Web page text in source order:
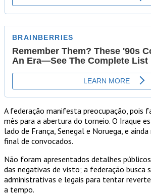
A federação manifesta preocupação, pois
mês para a abertura do torneio. O Iraque
lado de França, Senegal e Noruega, e
final de convocados.
Não foram apresentados detalhes
das negativas de visto; a federação busca
administrativas e legais para tentar
a tempo.